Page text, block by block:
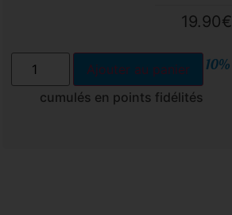
19.90€
Ajouter au panier 10%
cumulés en points fidélités